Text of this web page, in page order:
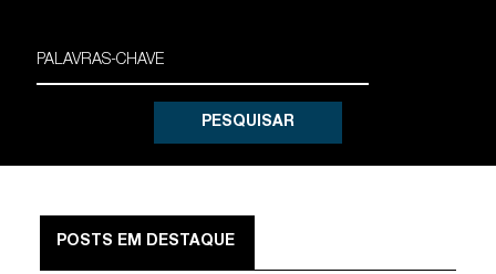
PESQUISAR
POSTS EM DESTAQUE